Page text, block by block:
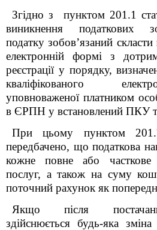
Згідно з пунктом 201.1
виникнення податкових
податку зобов’язаний
електронній формі з
реєстрації у порядку,
кваліфікованого
уповноваженої платником
в ЄРПН у встановлений ПКУ
При цьому пунктом
передбачено, що податкова
кожне повне або часткове
послуг, а також на суму
поточний рахунок як
Якщо після
здійснюється будь-яка